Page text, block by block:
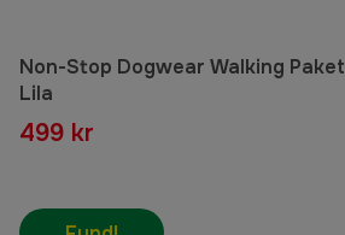
Non-Stop Dogwear Walking Paket
Lila
499 kr